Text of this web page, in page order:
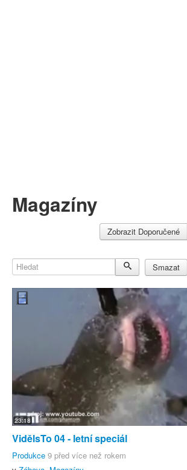
Magazíny
Zobrazit Doporučené
Hledat Smazat
23:18
VidělsTo 04 - letní speciál
Produkce 9 před více než rokem